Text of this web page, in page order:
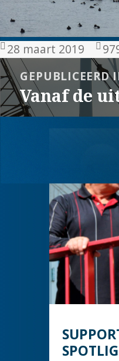
Geplaatst
op
28 maart 2019
Bericht
navigatieGEPUBLICEERD
Vanaf de